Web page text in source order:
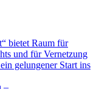
bietet Raum für
und für Vernetzung
gelungener Start ins
–